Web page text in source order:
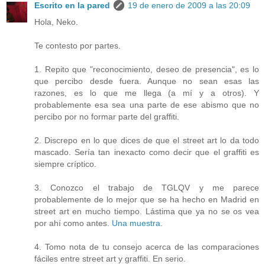
Escrito en la pared
19 de enero de 2009 a las 20:09
Hola, Neko.
Te contesto por partes.
1. Repito que "reconocimiento, deseo de presencia", es lo
que percibo desde fuera. Aunque no sean esas las
razones, es lo que me llega (a mí y a otros). Y
probablemente esa sea una parte de ese abismo que no
percibo por no formar parte del graffiti.
2. Discrepo en lo que dices de que el street art lo da todo
mascado. Sería tan inexacto como decir que el graffiti es
siempre críptico.
3. Conozco el trabajo de TGLQV y me parece
probablemente de lo mejor que se ha hecho en Madrid en
street art en mucho tiempo. Lástima que ya no se os vea
por ahí como antes. Una muestra.
4. Tomo nota de tu consejo acerca de las comparaciones
fáciles entre street art y graffiti. En serio.